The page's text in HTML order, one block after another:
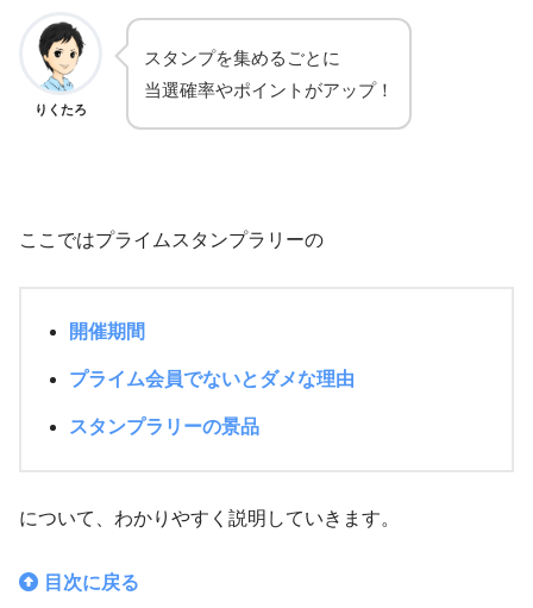
りくたろ
スタンプを集めるごとに
当選確率やポイントがアップ！
ここではプライムスタンプラリーの
開催期間
プライム会員でないとダメな理由
スタンプラリーの景品
について、わかりやすく説明していきます。
目次に戻る